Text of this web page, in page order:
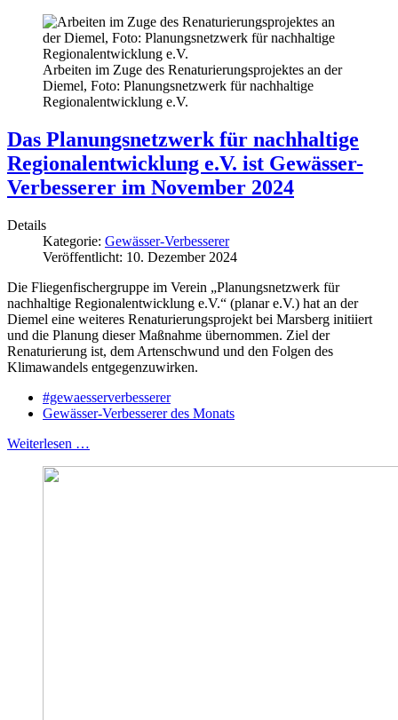
Arbeiten im Zuge des Renaturierungsprojektes an der
Diemel, Foto: Planungsnetzwerk für nachhaltige
Regionalentwicklung e.V.
Das Planungsnetzwerk für nachhaltige
Regionalentwicklung e.V. ist Gewässer-
Verbesserer im November 2024
Details
Kategorie: Gewässer-Verbesserer
Veröffentlicht: 10. Dezember 2024
Die Fliegenfischergruppe im Verein „Planungsnetzwerk für
nachhaltige Regionalentwicklung e.V.“ (planar e.V.) hat an der
Diemel eine weiteres Renaturierungsprojekt bei Marsberg initiiert
und die Planung dieser Maßnahme übernommen. Ziel der
Renaturierung ist, dem Artenschwund und den Folgen des
Klimawandels entgegenzuwirken.
#gewaesserverbesserer
Gewässer-Verbesserer des Monats
Weiterlesen …